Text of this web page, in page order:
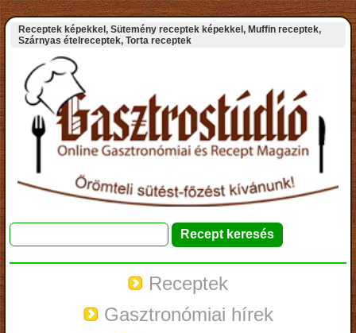
Receptek képekkel, Sütemény receptek képekkel, Muffin receptek,
Szárnyas ételreceptek, Torta receptek
Receptek
Gasztronómiai hírek